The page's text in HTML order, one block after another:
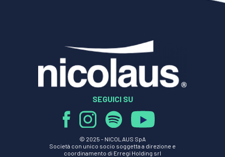
SEGUICI SU
© 2025 - NICOLAUS SpA
Società con unico socio soggetta a direzione e
coordinamento di Erregi Holding srl